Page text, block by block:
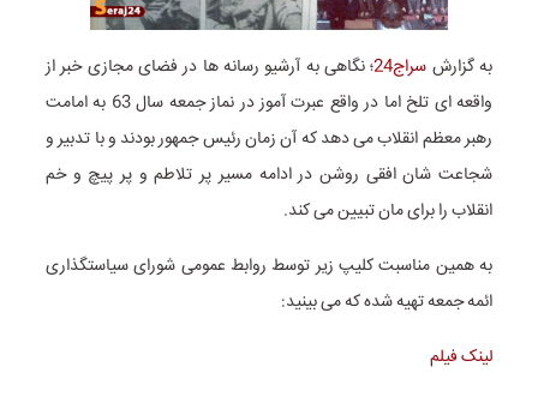
به گزارش سراج24
؛ نگاهی به آرشیو رسانه ها در فضای مجازی خبر از
واقعه ای تلخ اما در واقع عبرت آموز در نماز جمعه سال 63 به امامت
رهبر معظم انقلاب می دهد که آن زمان رئیس جمهور بودند و با تدبیر و
شجاعت شان افقی روشن در ادامه مسیر پر تلاطم و پر پیچ و خم
انقلاب را برای مان تبیین می کند.
به همین مناسبت کلیپ زیر توسط روابط عمومی شورای سیاستگذاری
ائمه جمعه تهیه شده که می بینید:
لینک فیلم